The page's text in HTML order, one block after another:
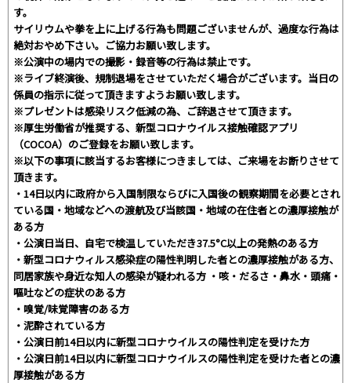
す。
サイリウムや拳を上に上げる行為も問題ございませんが、過度な行為は
絶対おやめ下さい。ご協力お願い致します。
※公演中の場内での撮影・録音等の行為は禁止です。
※ライブ終演後、規制退場をさせていただく場合がございます。当日の
係員の指示に従って頂きますようお願い致します。
※プレゼントは感染リスク低減の為、ご辞退させて頂きます。
※厚生労働省が推奨する、新型コロナウイルス接触確認アプリ
（COCOA）のご登録をお願い致します。
※以下の事項に該当するお客様につきましては、ご来場をお断りさせて
頂きます。
・14日以内に政府から入国制限ならびに入国後の観察期間を必要とされ
ている国・地域などへの渡航及び当該国・地域の在住者との濃厚接触が
ある方
・公演日当日、自宅で検温していただき37.5°C以上の発熱のある方
・新型コロナウィルス感染症の陽性判明した者との濃厚接触がある方、
同居家族や身近な知人の感染が疑われる方 ・咳・だるさ・鼻水・頭痛・
嘔吐などの症状のある方
・嗅覚/味覚障害のある方
・泥酔されている方
・公演日前14日以内に新型コロナウイルスの陽性判定を受けた方
・公演日前14日以内に新型コロナウイルスの陽性判定を受けた者との濃
厚接触がある方